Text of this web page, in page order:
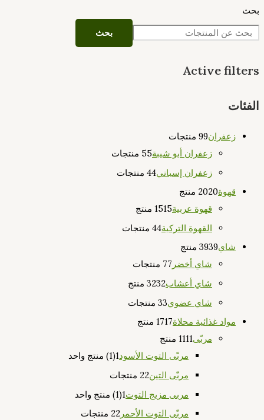
بحث
بحث
Active filters
الفئات
زعفران 99 منتجات
زعفران أبو شيبة 55 منتجات
زعفران إسباني 44 منتجات
قهوة
2020 منتج
قهوة عربية
1515 منتج
القهوة التركية 44 منتجات
شاي
3939 منتج
شاي أخضر
77 منتجات
شاي أعشاب
3232 منتج
شاي عضوي 33 منتجات
مواد غذائية محلاة
1717 منتج
مربّى
1111 منتج
مربّى التوت الأسود1(1) منتج واحد
مربّى التين 22 منتجات
مربى مزيج التوت1(1) منتج واحد
مربّى التوت الأحمر
22 منتجات